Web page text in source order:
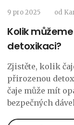
9 pro 2025 od
Kolik
detoxikaci?
Zjistěte, kolik
přirozenou
čaje může mít
bezpečných